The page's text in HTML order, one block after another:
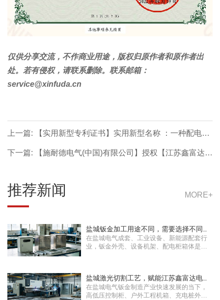
仅供分享交流，不作商业用途，版权归原作者和原作者出
处。若有侵权，请联系删除。联系邮箱：
service@xinfuda.cn
上一篇: 【实用新型专利证书】实用新型名称 ：一种配电柜
的安全警报装置
下一篇: 【施耐德电气(中国)有限公司】授权【江苏鑫富达电
伴！
推荐新闻 MORE+
盐城钣金加工用途不同，需要选择不同的
钣金···
在盐城电气成套、工业设备、新能源配套行
业，钣金外壳、设备机架、配电柜箱体是工
盐城激光切割工艺，赋能江苏鑫富达电气
工程···
在盐城电气钣金制造产业快速发展的当下，
高低压控制柜、户外工程机箱、充电桩外壳